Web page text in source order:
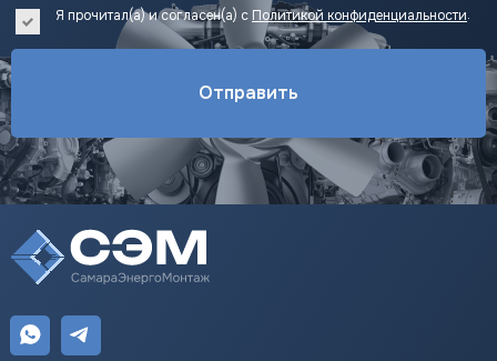
Я прочитал(а) и согласен(а) с Политикой конфиденциальности.
Отправить